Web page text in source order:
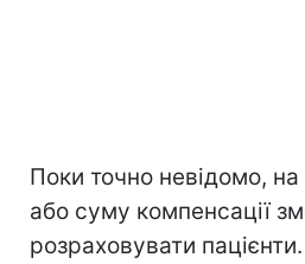
Поки точно невідомо,
або суму компенсації
розраховувати